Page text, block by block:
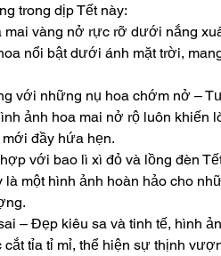
trong dịp Tết này:
mai vàng nở rực rỡ dưới nắng
nổi bật dưới ánh mặt trời,
với những nụ hoa chớm nở –
ảnh hoa mai nở rộ luôn khiến
đầy hứa hẹn.
với bao lì xì đỏ và lồng đèn
là một hình ảnh hoàn hảo cho
– Đẹp kiêu sa và tinh tế, hình
tỉa tỉ mỉ, thể hiện sự thịnh